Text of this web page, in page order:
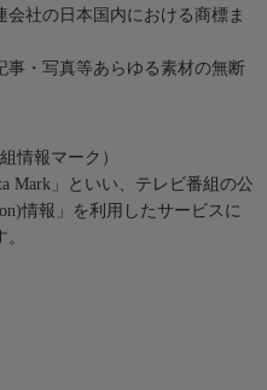
会社の日本国内における商標ま
事・写真等あらゆる素材の無断
情報マーク）
Mark」といい、テレビ番組の公
情報」を利用したサービスに